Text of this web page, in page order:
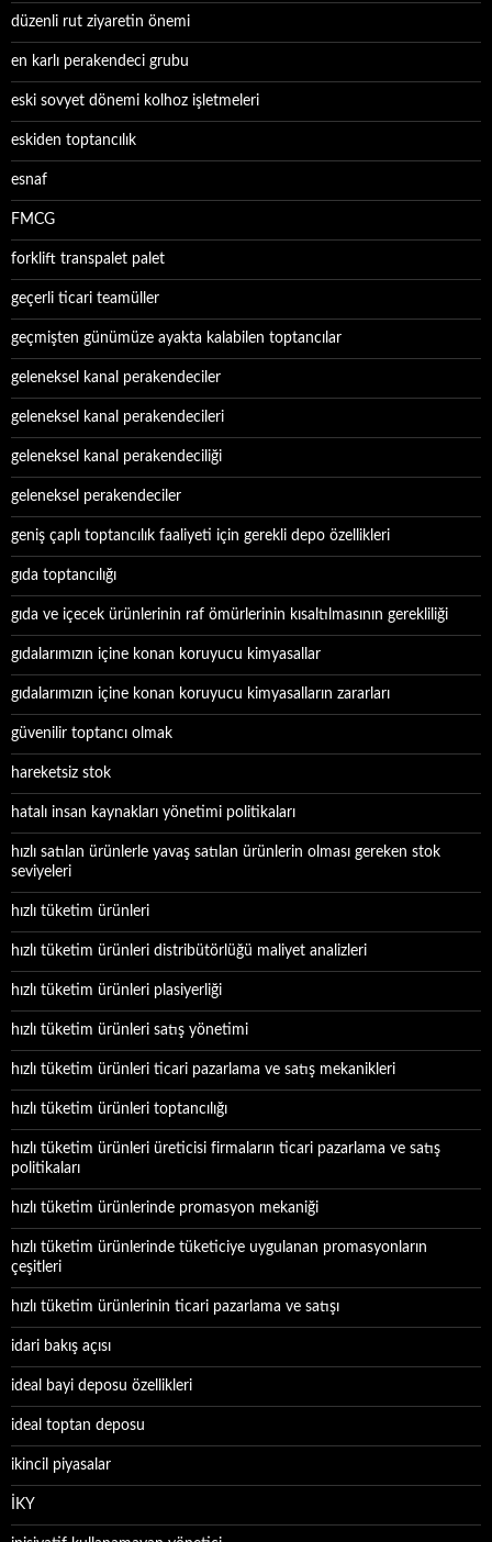
düzenli rut ziyaretin önemi
en karlı perakendeci grubu
eski sovyet dönemi kolhoz işletmeleri
eskiden toptancılık
esnaf
FMCG
forklift transpalet palet
geçerli ticari teamüller
geçmişten günümüze ayakta kalabilen toptancılar
geleneksel kanal perakendeciler
geleneksel kanal perakendecileri
geleneksel kanal perakendeciliği
geleneksel perakendeciler
geniş çaplı toptancılık faaliyeti için gerekli depo özellikleri
gıda toptancılığı
gıda ve içecek ürünlerinin raf ömürlerinin kısaltılmasının gerekliliği
gıdalarımızın içine konan koruyucu kimyasallar
gıdalarımızın içine konan koruyucu kimyasalların zararları
güvenilir toptancı olmak
hareketsiz stok
hatalı insan kaynakları yönetimi politikaları
hızlı satılan ürünlerle yavaş satılan ürünlerin olması gereken stok
seviyeleri
hızlı tüketim ürünleri
hızlı tüketim ürünleri distribütörlüğü maliyet analizleri
hızlı tüketim ürünleri plasiyerliği
hızlı tüketim ürünleri satış yönetimi
hızlı tüketim ürünleri ticari pazarlama ve satış mekanikleri
hızlı tüketim ürünleri toptancılığı
hızlı tüketim ürünleri üreticisi firmaların ticari pazarlama ve satış
politikaları
hızlı tüketim ürünlerinde promasyon mekaniği
hızlı tüketim ürünlerinde tüketiciye uygulanan promasyonların
çeşitleri
hızlı tüketim ürünlerinin ticari pazarlama ve satışı
idari bakış açısı
ideal bayi deposu özellikleri
ideal toptan deposu
ikincil piyasalar
İKY